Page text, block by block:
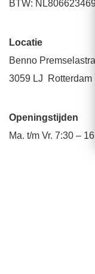
BTW:
Locatie
Benno
3059 LJ Rotterdam
Openingstijden
Ma. t/m Vr. 7:30 –